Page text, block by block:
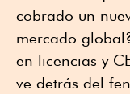
cobrado un
mercado
en licencias y
ve detrás del